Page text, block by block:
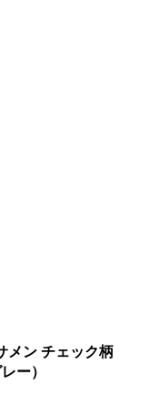
メン チェック柄
ー）